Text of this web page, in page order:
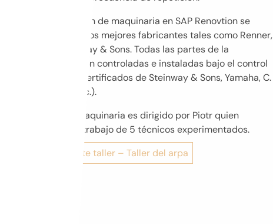
La restauración de maquinaria en SAP Renovtion se
combina con los mejores fabricantes tales como Renner,
Abel o Steinway & Sons. Todas las partes de la
maquinaria son controladas e instaladas bajo el control
de técnicos certificados de Steinway & Sons, Yamaha, C.
Bechstein, etc.).
El taller de maquinaria es dirigido por Piotr quien
supervisa el trabajo de 5 técnicos experimentados.
Ir al siguiente taller – Taller del arpa